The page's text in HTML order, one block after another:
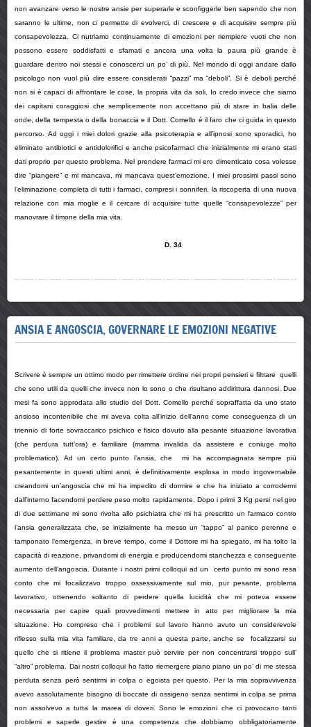
non avanzare verso le nostre ansie per superarle e sconfiggerle ben sapendo che non
saranno le ultime, non ci permette di evolverci, di crescere e di acquisire sempre più
consapevolezza. Ci nutriamo continuamente di emozioni per riempiere vuoti che non
possono essere soddisfatti e sfamati e ancora una volta la paura più grande è
guardare dentro noi stessi e conoscerci un po’ di più. Nel mondo di oggi andare dallo
psicologo non vuol più dire essere considerati “pazzi” ma “deboli”. Si è deboli perché
non si è capaci di affrontare le cose, la propria vita da soli. Io credo invece che siamo
dei capitani coraggiosi che semplicemente non accettano più di stare in balia delle
onde, della tempesta o della bonaccia e il Dott. Comello è il faro che ci guida in questo
percorso. Ad oggi i miei dolori grazie alla psicoterapia e all’ipnosi sono sporadici, ho
eliminato antibiotici e antidolorifici e anche psicofarmaci che inizialmente mi erano stati
dati proprio per questo problema. Nel prendere farmaci mi ero dimenticato cosa volesse
dire “piangere” e mi mancava, mi mancava quest’emozione. I miei prossimi passi sono
l’eliminazione completa di tutti i farmaci, compresi i sonniferi, la riscoperta di una nuova
relazione con mia moglie e il cercare di acquisire tutte quelle “consapevolezze” per
manovrare il timone della mia vita.
D. 34
ANSIA E ANGOSCIA, GOVERNARE LE EMOZIONI NEGATIVE
Scrivere è sempre un ottimo modo per rimettere ordine nei propri pensieri e filtrare quelli
che sono utili da quelli che invece non lo sono o che risultano addirittura dannosi. Due
mesi fa sono approdata allo studio del Dott. Comello perché sopraffatta da uno stato
ansioso incontenibile che mi aveva colta all’inizio dell’anno come conseguenza di un
triennio di forte sovraccarico psichico e fisico dovuto alla pesante situazione lavorativa
(che perdura tutt’ora) e familiare (mamma invalida da assistere e coniuge molto
problematico). Ad un certo punto l’ansia, che mi ha accompagnata sempre più
pesantemente in questi ultimi anni, è definitivamente esplosa in modo ingovernabile
creandomi un’angoscia che mi ha impedito di dormire e che ha iniziato a corrodermi
dall’interno facendomi perdere peso molto rapidamente. Dopo i primi 3 Kg persi nel giro
di due settimane mi sono rivolta allo psichiatra che mi ha prescritto un farmaco contro
l’ansia generalizzata che, se inizialmente ha messo un “tappo” al panico perenne e
tamponato l’emergenza, in breve tempo, come il Dottore mi ha spiegato, mi ha tolto la
capacità di reazione, privandomi di energia e producendomi stanchezza e conseguente
aumento dell’angoscia. Durante i nostri primi colloqui ad un certo punto mi sono resa
conto che mi focalizzavo troppo ossessivamente sul mio, pur pesante, problema
lavorativo, ottenendo soltanto di perdere quella lucidità che mi poteva essere
necessaria per capire quali provvedimenti mettere in atto per migliorare la mia
situazione. Ho compreso che i problemi sul lavoro hanno avuto un considerevole
riflesso sulla mia vita familiare, da tre anni a questa parte, anche se focalizzarsi su
quello che si ritiene il problema master può servire per non concentrarsi troppo sull’
“altro” problema. Dai nostri colloqui ho fatto riemergere piano piano un po’ di me stessa
perduta senza però sentirmi in colpa o egoista per questo. Per la mia sopravvivenza
avevo assolutamente bisogno di boccate di ossigeno senza sentirmi in colpa se prima
non assolvevo a tutta la marea di doveri. Sono le emozioni che ci provocano tanti
problemi e saperle gestire è una competenza che dobbiamo obbligatoriamente